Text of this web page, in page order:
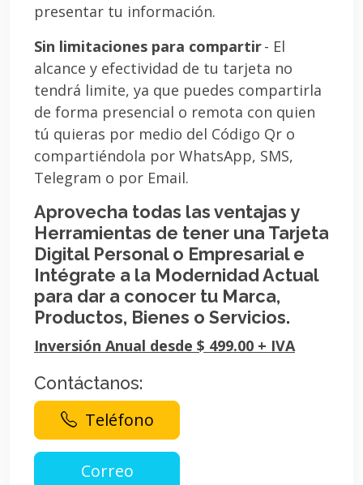
presentar tu información.
Sin limitaciones para compartir- El
alcance y efectividad de tu tarjeta no
tendrá limite, ya que puedes compartirla
de forma presencial o remota con quien
tú quieras por medio del Código Qr o
compartiéndola por WhatsApp, SMS,
Telegram o por Email.
Aprovecha todas las ventajas y
Herramientas de tener una Tarjeta
Digital Personal o Empresarial e
Intégrate a la Modernidad Actual
para dar a conocer tu Marca,
Productos, Bienes o Servicios.
Inversión Anual desde $ 499.00 + IVA
Contáctanos:
Teléfono